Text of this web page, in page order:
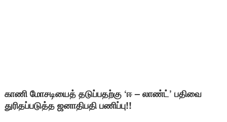
காணி மோசடியைத் தடுப்பதற்கு ‘ஈ – லாண்ட்’ பதிவை
துரிதப்படுத்த ஜனாதிபதி பணிப்பு!!